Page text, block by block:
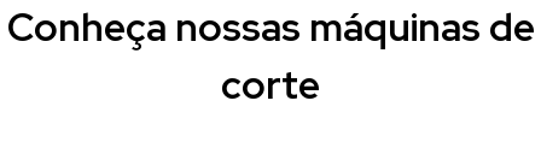
Conheça nossas máquinas de
corte